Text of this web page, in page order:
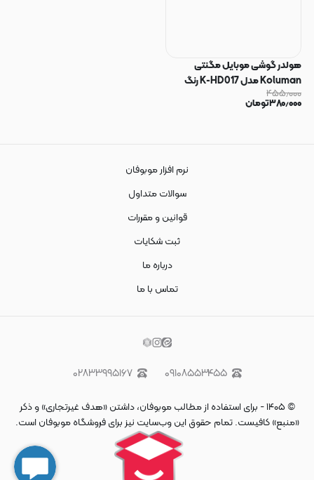
هولدر گوشی موبایل مگنتی
Koluman مدل K-HD017 رنگ
مشکی کد 47868
۴۵۵٫۰۰۰
۳۸۰٫۰۰۰تومان
نرم افزار موبوفان
سوالات متداول
قوانین و مقررات
ثبت شکایات
درباره ما
تماس با ما
۰۹۱۰۸۵۵۳۴۵۵ ۰۲۸۳۳۹۹۵۱۶۷
©۱۴۰۵- برای استفاده از مطالب موبوفان، داشتن «هدف غیرتجاری» و ذکر
«منبع» کافیست. تمام حقوق اين وب‌سايت نیز برای فروشگاه موبوفان است.